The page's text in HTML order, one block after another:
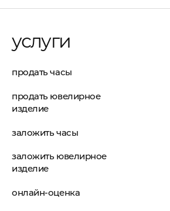
услуги
продать часы
продать ювелирное
изделие
заложить часы
заложить ювелирное
изделие
онлайн-оценка